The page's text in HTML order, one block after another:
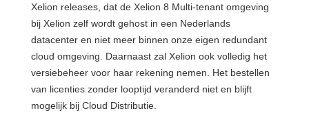
Xelion releases, dat de Xelion 8 Multi-tenant omgeving
bij Xelion zelf wordt gehost in een Nederlands
datacenter en niet meer binnen onze eigen redundant
cloud omgeving. Daarnaast zal Xelion ook volledig het
versiebeheer voor haar rekening nemen. Het bestellen
van licenties zonder looptijd veranderd niet en blijft
mogelijk bij Cloud Distributie.